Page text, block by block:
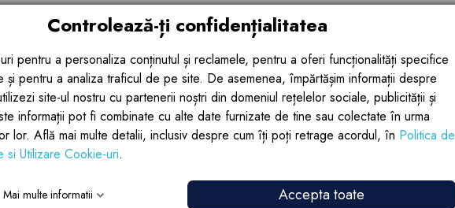
Detalii ale produsului
Recenzii (0)
Controlează-ți confidențialitatea
pentru a personaliza conținutul și reclamele, pentru a oferi funcționalități specifice
și pentru a analiza traficul de pe site. De asemenea, împărtășim informații despre
site-ul nostru cu partenerii noștri din domeniul rețelelor sociale, publicității și
informații pot fi combinate cu alte date furnizate de tine sau colectate în urma
lor. Află mai multe detalii, inclusiv despre cum îți poți retrage acordul, în Politica de
si Utilizare Cookie-uri.
Mai multe informatii Accepta toate